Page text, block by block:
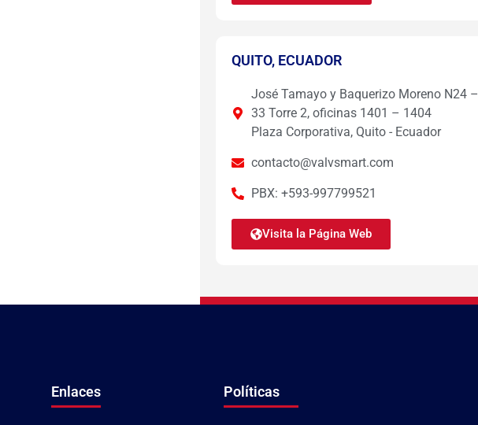
QUITO, ECUADOR
José Tamayo y Baquerizo Moreno N24 –
33 Torre 2, oficinas 1401 – 1404
Plaza Corporativa, Quito - Ecuador
contacto@valvsmart.com
PBX: +593-997799521
Visita la Página Web
Enlaces Políticas